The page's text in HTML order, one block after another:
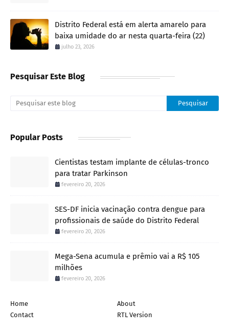
Distrito Federal está em alerta amarelo para
baixa umidade do ar nesta quarta-feira (22)
julho 23, 2026
Pesquisar Este Blog
Popular Posts
Cientistas testam implante de células-tronco
para tratar Parkinson
fevereiro 20, 2026
SES-DF inicia vacinação contra dengue para
profissionais de saúde do Distrito Federal
fevereiro 20, 2026
Mega-Sena acumula e prêmio vai a R$ 105
milhões
fevereiro 20, 2026
Home
About
Contact
RTL Version